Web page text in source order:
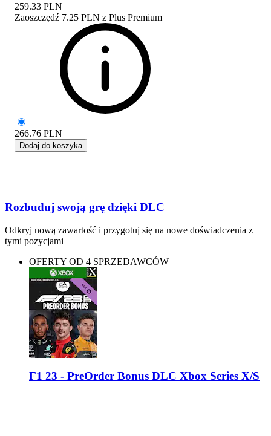
259.33 PLN
Zaoszczędź 7.25 PLN z Plus Premium
266.76 PLN
Dodaj do koszyka
Rozbuduj swoją grę dzięki DLC
Odkryj nową zawartość i przygotuj się na nowe doświadczenia z
tymi pozycjami
OFERTY OD 4 SPRZEDAWCÓW
F1 23 - PreOrder Bonus DLC Xbox Series X/S